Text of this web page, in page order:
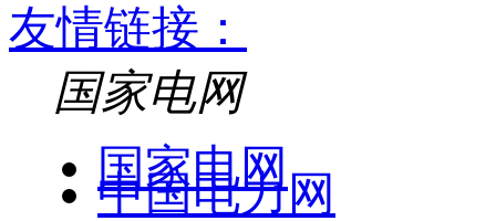
友情链接：
国家电网
国家电网
中国电力网